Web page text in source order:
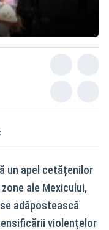
un apel cetățenilor
ale Mexicului,
adăpostească
violențelor